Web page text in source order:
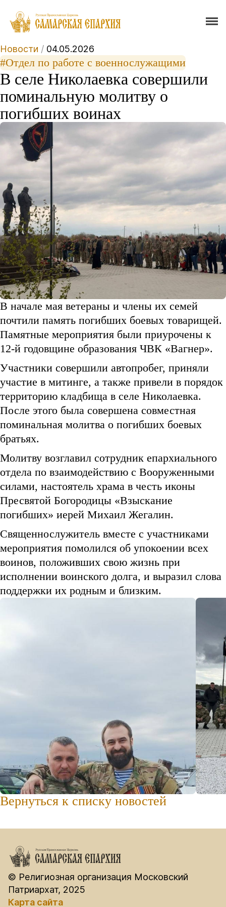
Новости / 04.05.2026
#Отдел по работе с военнослужащими
В селе Николаевка совершили
поминальную молитву о
погибших воинах
В начале мая ветераны и члены их семей
почтили память погибших боевых товарищей.
Памятные мероприятия были приурочены к
12-й годовщине образования ЧВК «Вагнер».
Участники совершили автопробег, приняли
участие в митинге, а также привели в порядок
территорию кладбища в селе Николаевка.
После этого была совершена совместная
поминальная молитва о погибших боевых
братьях.
Молитву возглавил сотрудник епархиального
отдела по взаимодействию с Вооруженными
силами, настоятель храма в честь иконы
Пресвятой Богородицы «Взыскание
погибших» иерей Михаил Жегалин.
Священнослужитель вместе с участниками
мероприятия помолился об упокоении всех
воинов, положивших свою жизнь при
исполнении воинского долга, и выразил слова
поддержки их родным и близким.
Вернуться к списку новостей
© Религиозная организация Московский
Патриархат, 2025
Карта сайта